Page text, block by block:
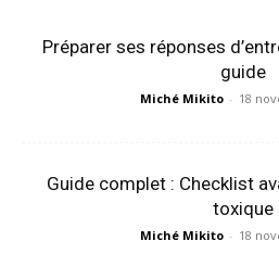
Préparer ses réponses
guide
Miché Mikito - 18
Guide complet : Checklist
toxique
Miché Mikito - 18